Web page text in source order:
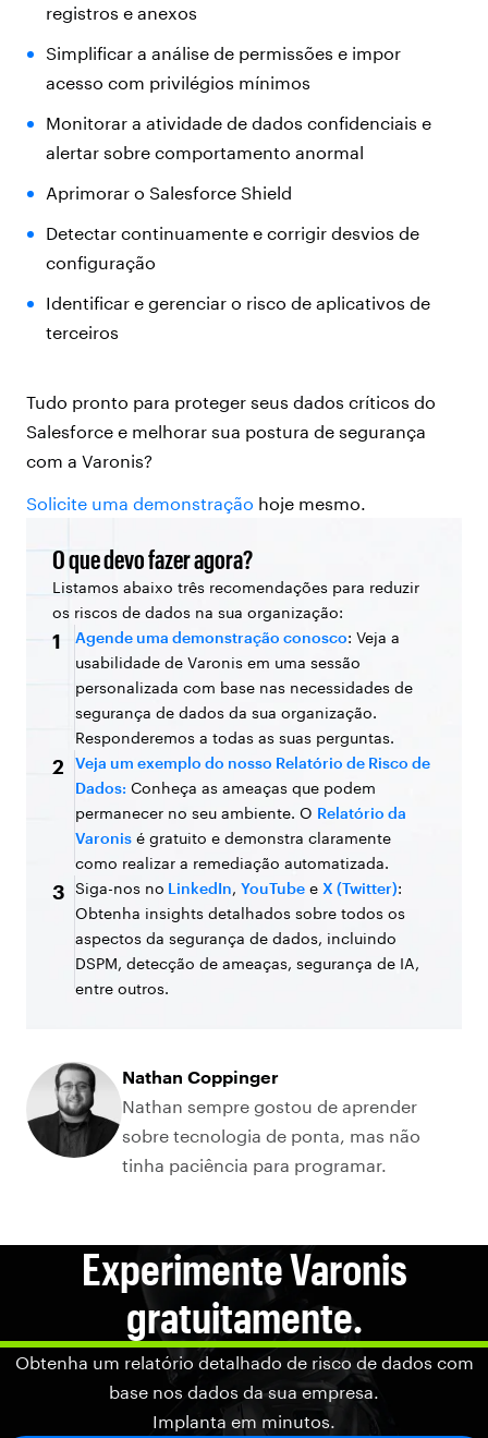
registros e anexos
Simplificar a análise de permissões e impor
acesso com privilégios mínimos
Monitorar a atividade de dados confidenciais e
alertar sobre comportamento anormal
Aprimorar o Salesforce Shield
Detectar continuamente e corrigir desvios de
configuração
Identificar e gerenciar o risco de aplicativos de
terceiros
Tudo pronto para proteger seus dados críticos do
Salesforce e melhorar sua postura de segurança
com a Varonis?
Solicite uma demonstração hoje mesmo.
O que devo fazer agora?
Listamos abaixo três recomendações para reduzir
os riscos de dados na sua organização:
1 Agende uma demonstração conosco: Veja a
usabilidade de Varonis em uma sessão
personalizada com base nas necessidades de
segurança de dados da sua organização.
Responderemos a todas as suas perguntas.
2
Veja um exemplo do nosso Relatório de Risco de
Dados: Conheça as ameaças que podem
permanecer no seu ambiente. O Relatório da
Varonis é gratuito e demonstra claramente
como realizar a remediação automatizada.
3 Siga-nos no LinkedIn, YouTube e X (Twitter):
Obtenha insights detalhados sobre todos os
aspectos da segurança de dados, incluindo
DSPM, detecção de ameaças, segurança de IA,
entre outros.
Nathan Coppinger
Nathan sempre gostou de aprender
sobre tecnologia de ponta, mas não
tinha paciência para programar.
Experimente Varonis
gratuitamente.
Obtenha um relatório detalhado de risco de dados com
base nos dados da sua empresa.
Implanta em minutos.